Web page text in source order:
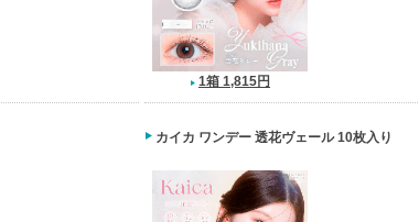
1箱 1,815円
カイカ ワンデー 透花ヴェール 10枚入り